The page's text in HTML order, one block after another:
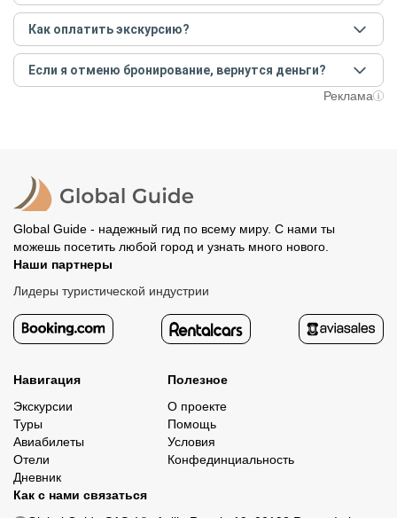
погоды аномально-сильный ветер. При этом гид
предупредит вас об отмене, а мы вернем предоплату на
карту. Во всех остальных случаях экскурсия состоится.
Если экскурсия индивидуальная, гид проведет встречу
только для вас и вашей компании. Если групповая — на
экскурсии будут другие участники, размер зависит от
условий конкретной экскурсии.
Как оплатить экскурсию?
Создайте заказ на удобную дату и время, и внесите
предоплату как можно скорее, чтобы другие
путешественники не заняли ваше место. После этого
организатору напрямую не требуется.
Если я отменю бронирование, вернутся деньги?
При отмене за 48 часов или раньше мы вернем всюРеклама
Global Guide - надежный гид по всему миру. С нами ты
можешь посетить любой город и узнать много нового.
Наши партнеры
Лидеры туристической индустрии
Навигация
Экскурсии
Туры
Авиабилеты
Отели
Дневник
Полезное
О проекте
Помощь
Условия
Конфединциальность
Как с нами связаться